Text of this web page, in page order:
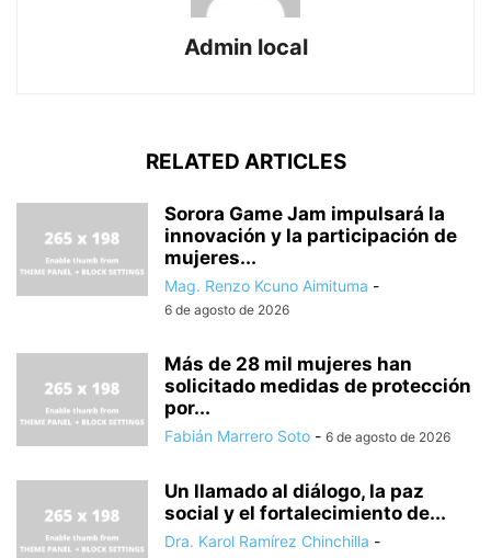
Admin local
RELATED ARTICLES
Sorora Game Jam impulsará la
innovación y la participación de
mujeres...
Mag. Renzo Kcuno Aimituma -
6 de agosto de 2026
Más de 28 mil mujeres han
solicitado medidas de protección
por...
Fabián Marrero Soto - 6 de agosto de 2026
Un llamado al diálogo, la paz
social y el fortalecimiento de...
Dra. Karol Ramírez Chinchilla -